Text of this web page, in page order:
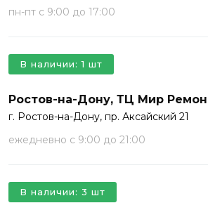
пн-пт с 9:00 до 17:00
Ростов-на-Дону, ТЦ Мир
г. Ростов-на-Дону, пр. Аксайский 21
ежедневно с 9:00 до 21:00
В наличии: 1 шт
В наличии: 3 шт